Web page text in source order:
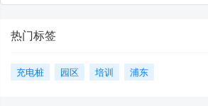
热门标签
充电桩 园区 培训 浦东